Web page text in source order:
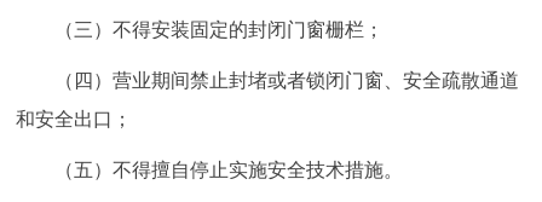
（三）不得安装固定的封闭门窗栅栏；
（四）营业期间禁止封堵或者锁闭门窗、安全疏散通道
和安全出口；
（五）不得擅自停止实施安全技术措施。